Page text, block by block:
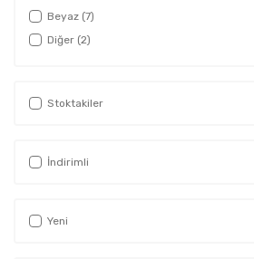
Beyaz (7)
Diğer (2)
Stoktakiler
İndirimli
Yeni